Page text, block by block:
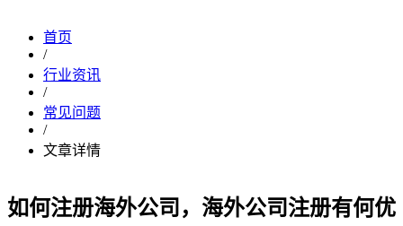
首页
/
行业资讯
/
常见问题
/
文章详情
如何注册海外公司，海外公司注册有何优